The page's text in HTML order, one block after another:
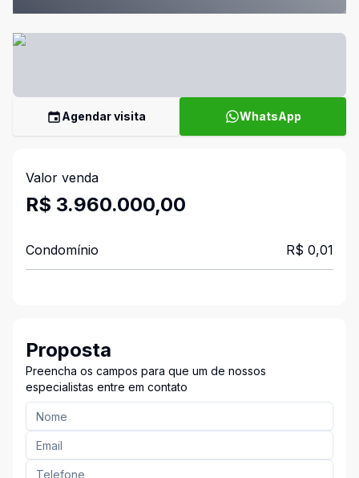
Agendar visita WhatsApp
Valor venda
R$ 3.960.000,00
Condomínio R$ 0,01
Proposta
Preencha os campos para que um de nossos
especialistas entre em contato